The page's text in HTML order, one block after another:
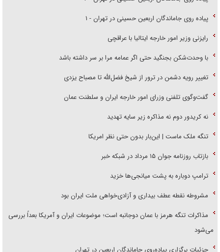
پیاده روی جاماندگان اربعین حسینی در تهران - ۱
رایزنی وزیر امور خارجه ایتالیا با عراقچی
با وحدت‌شکن بجنگید حتی اگر عمامه مرا بر سر داشته باشد
تغییر رویه دشمن در ترور از شیخ فضل‌الله تا مصباح یزدی
گفت‌وگوی تلفنی وزرای امور خارجه ایران و سلطنت عمان
نه کریدور دوم نه مذاکره زیر سایه تهدید
تنگه ملک ماست | این‌بار بدون حتی نظر امریکا
بازتاب روزنامه جوان ۱۵ مرداد در شبکه خبر
ترامپ دوباره به پشت میانجی‌ها خزید
مشروطه نقطه عطف بیداری و آزادی‌خواهی ملت ایران بود
مذاکرات تنگه هرمز با عمان دوجانبه است؛ موضوعات ایران و آمریکا بعداً بررسی
می‌شود
جزئیات برگزاری پیاده‌روی جاماندگان اربعین در تهران